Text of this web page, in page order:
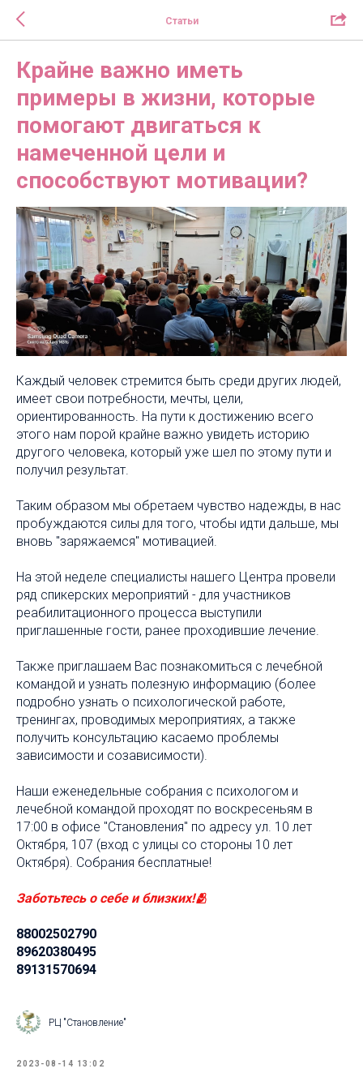
Статьи
Крайне важно иметь
примеры в жизни, которые
помогают двигаться к
намеченной цели и
способствуют мотивации?
Каждый человек стремится быть среди других людей,
имеет свои потребности, мечты, цели,
ориентированность. На пути к достижению всего
этого нам порой крайне важно увидеть историю
другого человека, который уже шел по этому пути и
получил результат.
Таким образом мы обретаем чувство надежды, в нас
пробуждаются силы для того, чтобы идти дальше, мы
вновь "заряжаемся" мотивацией.
На этой неделе специалисты нашего Центра провели
ряд спикерских мероприятий - для участников
реабилитационного процесса выступили
приглашенные гости, ранее проходившие лечение.
Также приглашаем Вас познакомиться с лечебной
командой и узнать полезную информацию (более
подробно узнать о психологической работе,
тренингах, проводимых мероприятиях, а также
получить консультацию касаемо проблемы
зависимости и созависимости).
Наши еженедельные собрания с психологом и
лечебной командой проходят по воскресеньям в
17:00 в офисе "Становления" по адресу ул. 10 лет
Октября, 107 (вход с улицы со стороны 10 лет
Октября). Собрания бесплатные!
Заботьтесь о себе и близких!🫂
88002502790
89620380495
89131570694
РЦ "Становление"
2023-08-14 13:02